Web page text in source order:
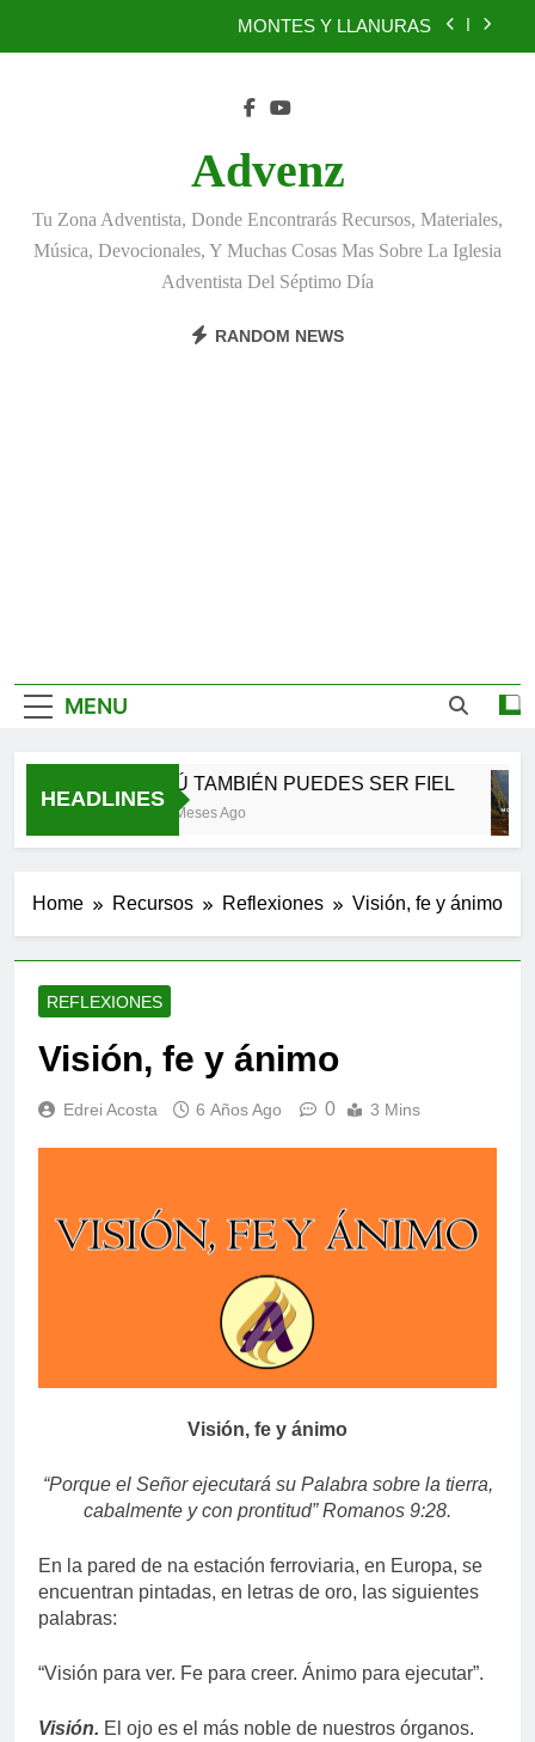
MONTES Y LLANURAS
TÚ TAMBIÉN PUEDES SER FIEL
BENEFICIOS DEL PERDÓN
EL REINO DE LOS CIELOS
Advenz
Tu Zona Adventista, Donde Encontrarás Recursos, Materiales,
Música, Devocionales, Y Muchas Cosas Mas Sobre La Iglesia
Adventista Del Séptimo Día
RANDOM NEWS
MENU
HEADLINES
TÚ TAMBIÉN PUEDES SER FIEL
2 Meses Ago
Home Recursos Reflexiones Visión, fe y ánimo
REFLEXIONES
Visión, fe y ánimo
Edrei Acosta 6 Años Ago 0 3 Mins
Visión, fe y ánimo
“Porque el Señor ejecutará su Palabra sobre la tierra,
cabalmente y con prontitud” Romanos 9:28.
En la pared de na estación ferroviaria, en Europa, se
encuentran pintadas, en letras de oro, las siguientes
palabras:
“Visión para ver. Fe para creer. Ánimo para ejecutar”.
Visión. El ojo es el más noble de nuestros órganos.